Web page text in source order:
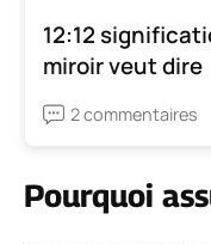
12:12
miroir veut dire
2 commentaires
Pourquoi